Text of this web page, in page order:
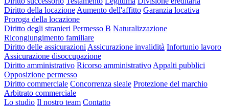
Diritto della locazione Aumento dell'affitto Garanzia locativa
Proroga della locazione
Diritto degli stranieri Permesso B Naturalizzazione
Ricongiungimento familiare
Diritto delle assicurazioni Assicurazione invalidità Infortunio lavoro
Assicurazione disoccupazione
Diritto amministrativo Ricorso amministrativo Appalti pubblici
Opposizione permesso
Diritto commerciale Concorrenza sleale Protezione del marchio
Arbitrato commerciale
Lo studio Il nostro team Contatto